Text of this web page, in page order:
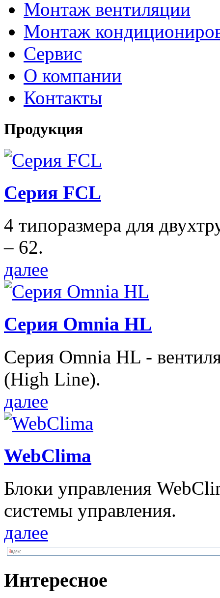
Монтаж вентиляции
Монтаж
Сервис
О компании
Контакты
Продукция
Серия FCL
4 типоразмера для
– 62.
далее
Серия Omnia HL
Серия Omnia HL -
(High Line).
далее
WebClima
Блоки упрaвлeния
системы управления.
далее
Интересное